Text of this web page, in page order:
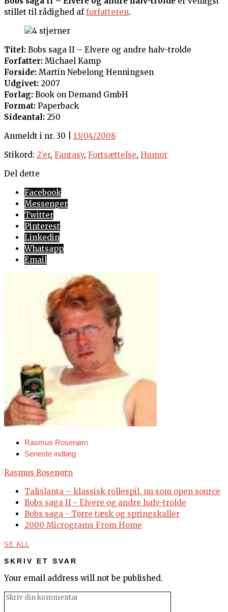
stillet til rådighed afforfatteren.
Titel: Bobs saga II – Elvere og andre halv-trolde
Forfatter: Michael Kamp
Forside: Martin Nebelong Henningsen
Udgivet: 2007
Forlag: Book on Demand GmbH
Format: Paperback
Sideantal: 250
Anmeldt i nr. 30 | 13/04/2008
Stikord: 2’er, Fantasy, Fortsættelse, Humor
Del dette
Facebook
Messenger
Twitter
Pinterest
Linkedin
Whatsapp
Email
Rasmus Rosenørn
Seneste indlæg
Rasmus Rosenørn
Talislanta – klassisk rollespil, nu som open source
Bobs saga II - Elvere og andre halv-trolde
Bobs saga - Tørre tæsk og springskaller
2000 Micrograms From Home
SE ALL
SKRIV ET SVAR
Your email address will not be published.